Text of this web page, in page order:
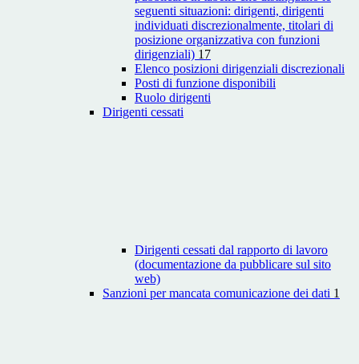
seguenti situazioni: dirigenti, dirigenti
individuati discrezionalmente, titolari di
posizione organizzativa con funzioni
dirigenziali) 17
Elenco posizioni dirigenziali discrezionali
Posti di funzione disponibili
Ruolo dirigenti
Dirigenti cessati
Dirigenti cessati dal rapporto di lavoro
(documentazione da pubblicare sul sito
web)
Sanzioni per mancata comunicazione dei dati 1